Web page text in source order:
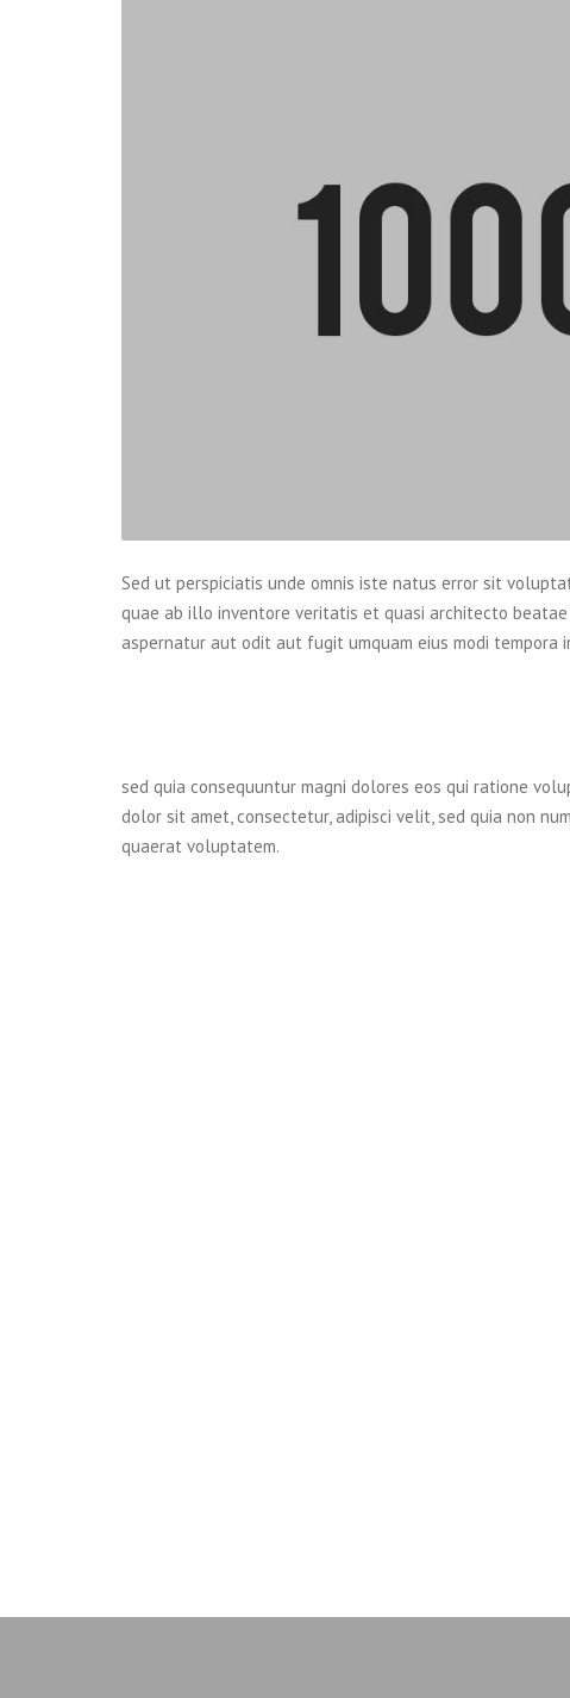
Sed ut perspiciatis unde omnis iste natus error sit
quae ab illo inventore veritatis et quasi architecto
aspernatur aut odit aut fugit umquam eius modi
sed quia consequuntur magni dolores eos qui ratione
dolor sit amet, consectetur, adipisci velit, sed quia non
quaerat voluptatem.